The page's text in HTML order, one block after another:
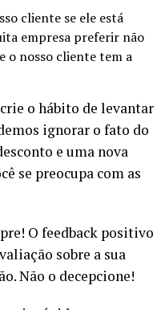
cliente se ele está
empresa preferir não
o nosso cliente tem a
o hábito de levantar
ignorar o fato do
e uma nova
se preocupa com as
O feedback positivo
sobre a sua
Não o decepcione!